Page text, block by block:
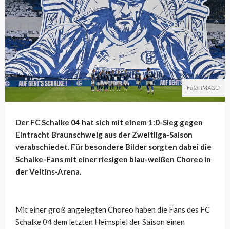
Foto: IMAGO
Der FC Schalke 04 hat sich mit einem 1:0-Sieg gegen
Eintracht Braunschweig aus der Zweitliga-Saison
verabschiedet. Für besondere Bilder sorgten dabei die
Schalke-Fans mit einer riesigen blau-weißen Choreo in
der Veltins-Arena.
Mit einer groß angelegten Choreo haben die Fans des FC
Schalke 04 dem letzten Heimspiel der Saison einen